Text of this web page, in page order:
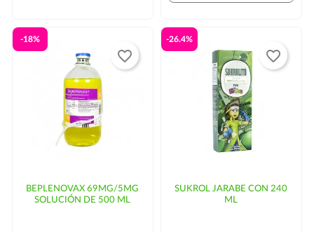
BEPLENOVAX 69MG/5MG
SOLUCIÓN DE 500 ML
-18%
favorite_border
SUKROL JARABE CON 240
ML
-26.4%
favorite_border